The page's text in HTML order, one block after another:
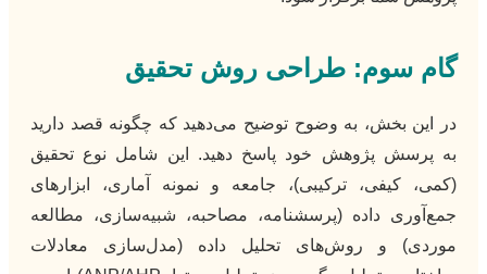
گام سوم: طراحی روش تحقیق
در این بخش، به وضوح توضیح می‌دهید که چگونه قصد دارید
به پرسش پژوهش خود پاسخ دهید. این شامل نوع تحقیق
(کمی، کیفی، ترکیبی)، جامعه و نمونه آماری، ابزارهای
جمع‌آوری داده (پرسشنامه، مصاحبه، شبیه‌سازی، مطالعه
موردی) و روش‌های تحلیل داده (مدل‌سازی معادلات